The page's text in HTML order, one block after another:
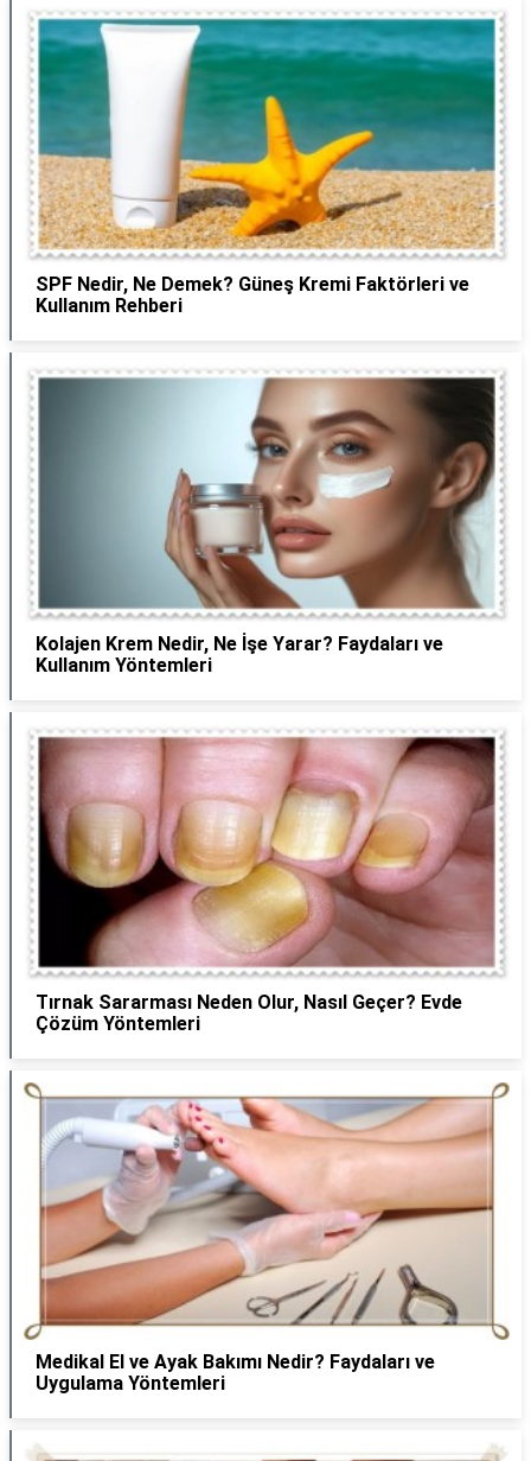
SPF Nedir, Ne Demek? Güneş Kremi Faktörleri ve
Kullanım Rehberi
Kolajen Krem Nedir, Ne İşe Yarar? Faydaları ve
Kullanım Yöntemleri
Tırnak Sararması Neden Olur, Nasıl Geçer? Evde
Çözüm Yöntemleri
Medikal El ve Ayak Bakımı Nedir? Faydaları ve
Uygulama Yöntemleri